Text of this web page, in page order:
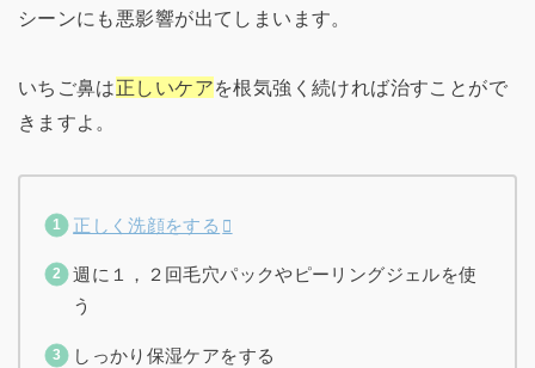
シーンにも悪影響が出てしまいます。
いちご鼻は正しいケアを根気強く続ければ治すことがで
きますよ。
正しく洗顔をする
週に１，２回毛穴パックやピーリングジェルを使
う
しっかり保湿ケアをする